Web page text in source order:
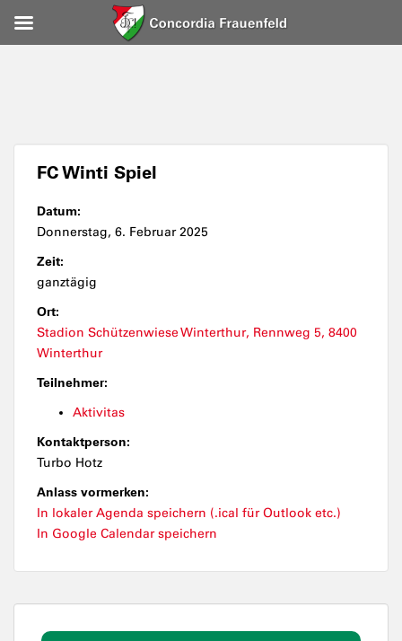
FC Winti Spiel
Datum:
Donnerstag, 6. Februar 2025
Zeit:
ganztägig
Ort:
Stadion Schützenwiese Winterthur, Rennweg 5, 8400
Winterthur
Teilnehmer:
Aktivitas
Kontaktperson:
Turbo Hotz
Anlass vormerken:
In lokaler Agenda speichern (.ical für Outlook etc.)
In Google Calendar speichern